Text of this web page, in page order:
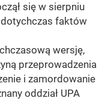
się w sierpniu
dotychczas faktów
wersję,
przeprowadzenia
i zamordowanie
oddział UPA